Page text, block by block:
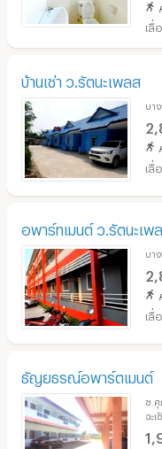
บ้านเช่า ว.รัตนะเพลส
บาง
อพาร์ทเมนต์ ว.รัตนะเพ
บาง
ธัญยธรณ์อพาร์ตเมนต์
ซ.ศุ
ฉะเ